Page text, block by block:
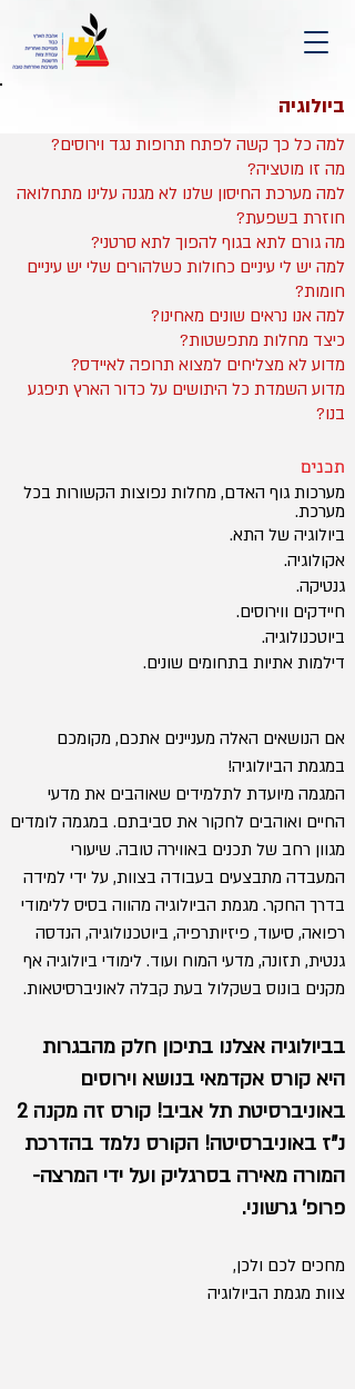
ביולוגיה
למה כל כך קשה לפתח תרופות נגד וירוסים?
מה זו מוטציה?
למה מערכת החיסון שלנו לא מגנה עלינו מתחלואה
חוזרת בשפעת?
מה גורם לתא בגוף להפוך לתא סרטני?
למה יש לי עיניים כחולות כשלהורים שלי יש עיניים
חומות?
למה אנו נראים שונים מאחינו?
כיצד מחלות מתפשטות?
מדוע לא מצליחים למצוא תרופה לאיידס?
מדוע השמדת כל היתושים על כדור הארץ תיפגע
בנו?
תכנים
מערכות גוף האדם, מחלות נפוצות הקשורות בכל
מערכת.
ביולוגיה של התא.
אקולוגיה.
גנטיקה.
חיידקים ווירוסים.
ביוטכנולוגיה.
דילמות אתיות בתחומים שונים.
אם הנושאים האלה מעניינים אתכם, מקומכם
במגמת הביולוגיה!
המגמה מיועדת לתלמידים שאוהבים את מדעי
החיים ואוהבים לחקור את סביבתם. במגמה לומדים
מגוון רחב של תכנים באווירה טובה. שיעורי
המעבדה מתבצעים בעבודה בצוות, על ידי למידה
בדרך החקר. מגמת הביולוגיה מהווה בסיס ללימודי
רפואה, סיעוד, פיזיותרפיה, ביוטכנולוגיה, הנדסה
גנטית, תזונה, מדעי המוח ועוד. לימודי ביולוגיה אף
מקנים בונוס בשקלול בעת קבלה לאוניברסיטאות.
בביולוגיה אצלנו בתיכון חלק מהבגרות
היא קורס אקדמאי בנושא וירוסים
באוניברסיטת תל אביב! קורס זה מקנה 2
נ"ז באוניברסיטה! הקורס נלמד בהדרכת
המורה מאירה בסרגליק ועל ידי המרצה-
פרופ' גרשוני.
מחכים לכם ולכן,
צוות מגמת הביולוגיה